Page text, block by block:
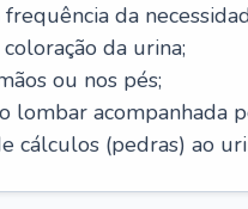
da
da urina;
ou nos pés;
lombar acompanhada
cálculos (pedras) ao